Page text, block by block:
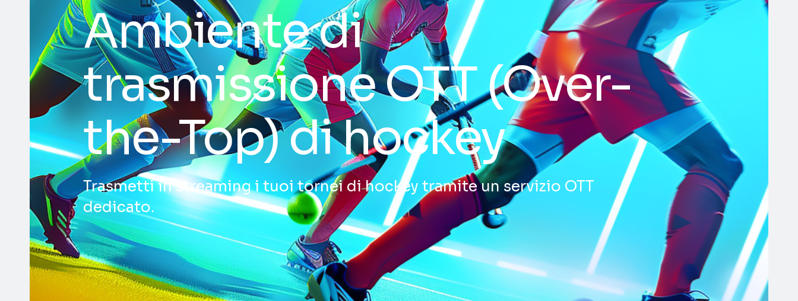
Ambiente di
trasmissione OTT (Over-
the-Top) di hockey
Trasmetti in streaming i tuoi tornei di hockey tramite un servizio OTT
dedicato.